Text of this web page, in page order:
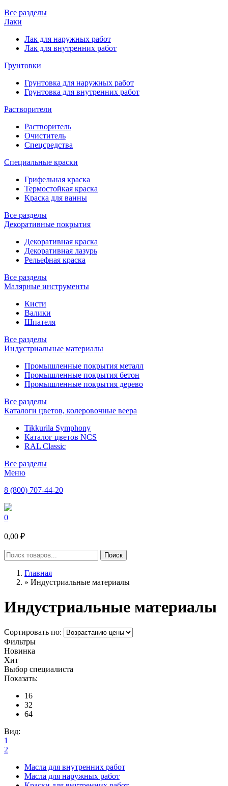
Все разделы
Лаки
Лак для наружных работ
Лак для внутренних работ
Грунтовки
Грунтовка для наружных работ
Грунтовка для внутренних работ
Растворители
Растворитель
Очиститель
Спецсредства
Специальные краски
Грифельная краска
Термостойкая краска
Краска для ванны
Все разделы
Декоративные покрытия
Декоративная краска
Декоративная лазурь
Рельефная краска
Все разделы
Малярные инструменты
Кисти
Валики
Шпателя
Все разделы
Индустриальные материалы
Промышленные покрытия металл
Промышленные покрытия бетон
Промышленные покрытия дерево
Все разделы
Каталоги цветов, колеровочные веера
Tikkurila Symphony
Каталог цветов NCS
RAL Classic
Все разделы
Меню
8 (800) 707-44-20
0
0,00 ₽
Главная
» Индустриальные материалы
Индустриальные материалы
Сортировать по:
Фильтры
Новинка
Хит
Выбор специалиста
Показать:
16
32
64
Вид:
1
2
Масла для внутренних работ
Масла для наружных работ